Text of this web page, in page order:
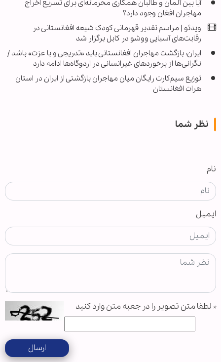
آیا بین آلمان و طالبان همکاری محرمانه‌ای برای تسریع اخراج
مهاجران افغان وجود دارد؟
ویدئو | مراسم تقدیر قهرمانی کودک شیعه افغانستانی در
رقابت‌های آسیایی ووشو در کابل برگزار شد
ایران: بازگشت مهاجران افغانستانی باید «تدریجی و با عزت» باشد /
نگرانی‌ها از برخوردهای غیرانسانی در اردوگاه‌ها ادامه دارد
توزیع سیم‌کارت رایگان میان مهاجران بازگشتی از ایران در استان
هرات افغانستان
نظر شما
نام
ایمیل
* لطفا متن تصویر را در جعبه متن وارد کنید
ارسال